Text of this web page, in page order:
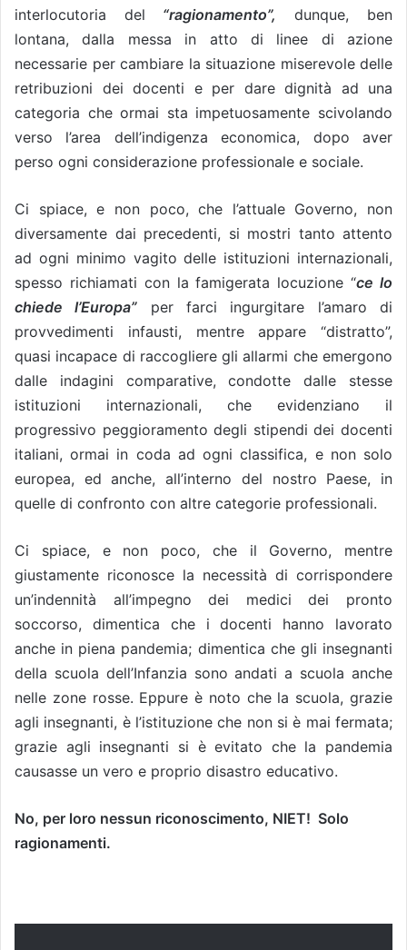
interlocutoria del “ragionamento”, dunque, ben
lontana, dalla messa in atto di linee di azione
necessarie per cambiare la situazione miserevole delle
retribuzioni dei docenti e per dare dignità ad una
categoria che ormai sta impetuosamente scivolando
verso l’area dell’indigenza economica, dopo aver
perso ogni considerazione professionale e sociale.
Ci spiace, e non poco, che l’attuale Governo, non
diversamente dai precedenti, si mostri tanto attento
ad ogni minimo vagito delle istituzioni internazionali,
spesso richiamati con la famigerata locuzione “ce lo
chiede l’Europa” per farci ingurgitare l’amaro di
provvedimenti infausti, mentre appare “distratto”,
quasi incapace di raccogliere gli allarmi che emergono
dalle indagini comparative, condotte dalle stesse
istituzioni internazionali, che evidenziano il
progressivo peggioramento degli stipendi dei docenti
italiani, ormai in coda ad ogni classifica, e non solo
europea, ed anche, all’interno del nostro Paese, in
quelle di confronto con altre categorie professionali.
Ci spiace, e non poco, che il Governo, mentre
giustamente riconosce la necessità di corrispondere
un’indennità all’impegno dei medici dei pronto
soccorso, dimentica che i docenti hanno lavorato
anche in piena pandemia; dimentica che gli insegnanti
della scuola dell’Infanzia sono andati a scuola anche
nelle zone rosse. Eppure è noto che la scuola, grazie
agli insegnanti, è l’istituzione che non si è mai fermata;
grazie agli insegnanti si è evitato che la pandemia
causasse un vero e proprio disastro educativo.
No, per loro nessun riconoscimento, NIET! Solo
ragionamenti.